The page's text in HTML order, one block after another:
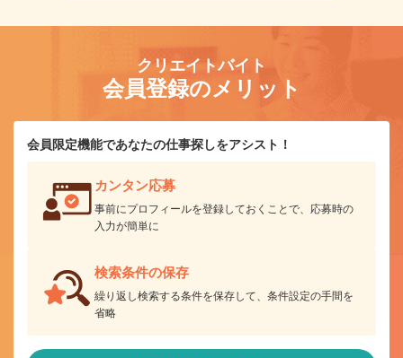
クリエイトバイト
会員登録のメリット
会員限定機能であなたの仕事探しをアシスト！
カンタン応募
事前にプロフィールを登録しておくことで、応募時の
入力が簡単に
検索条件の保存
繰り返し検索する条件を保存して、条件設定の手間を
省略